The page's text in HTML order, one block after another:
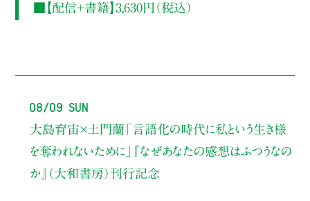
■【配信+書籍】3,630円（税込）
08/09 Sun
大島育宙×土門蘭 「言語化の時代に私という生き様
を奪われないために」
『なぜあなたの感想はふつうなの
か』（大和書房）刊行記念